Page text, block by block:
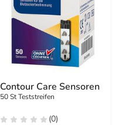
Contour Care Sensoren
50 St Teststreifen
(0)